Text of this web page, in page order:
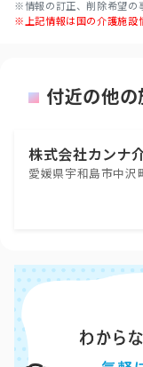
※情報の訂正、削除希望の
※上記情報は国の介護施設
付近の他
株式会社カンナ
ョン
愛媛県宇和島市中沢